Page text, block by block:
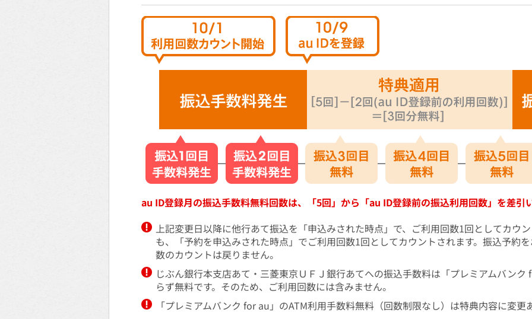
au ID登録月の振込手数料無料回数は、「5回」から「au ID登録前の振込利用回数」を差引
上記変更日以降に他行あて振込を「申込みされた時点」で、ご利用回数1回としてカウ
も、「予約を申込みされた時点」でご利用回数1回としてカウントされます。振込予約
数のカウントは戻りません。
じぶん銀行本支店あて・三菱東京ＵＦＪ銀行あてへの振込手数料は「プレミアムバン
らず無料です。そのため、ご利用回数には含みません。
「プレミアムバンク for au」のATM利用手数料無料（回数制限なし）は特典内容に変更